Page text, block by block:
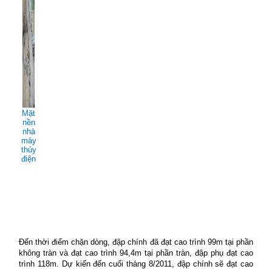
Mặt
nền
nhà
máy
thủy
điện
Đến thời điểm chặn dòng, đập chính đã đạt cao trình 99m tại phần
không tràn và đạt cao trình 94,4m tại phần tràn, đập phụ đạt cao
trình 118m. Dự kiến đến cuối tháng 8/2011, đập chính sẽ đạt cao